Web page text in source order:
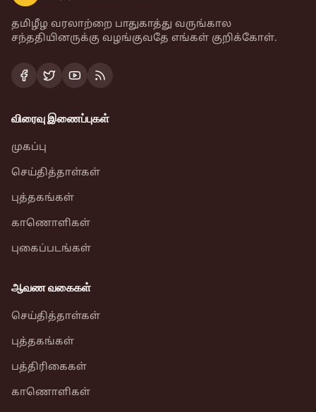
தமிழீழ வரலாற்றை பாதுகாத்து வருங்கால
சந்ததியினருக்கு வழங்குவதே எங்கள் குறிக்கோள்.
விரைவு இணைப்புகள்
முகப்பு
செய்தித்தாள்கள்
புத்தகங்கள்
காணொளிகள்
புகைப்படங்கள்
ஆவண வகைகள்
செய்தித்தாள்கள்
புத்தகங்கள்
பத்திரிகைகள்
காணொளிகள்